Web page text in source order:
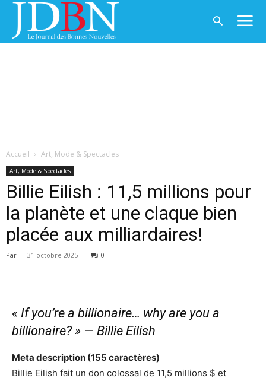
Accueil Art, Mode & Spectacles
Art, Mode & Spectacles
Billie Eilish : 11,5 millions pour
la planète et une claque bien
placée aux milliardaires!
Par - 31 octobre 2025 0
« If you’re a billionaire… why are you a
billionaire? » — Billie Eilish
Meta description (155 caractères)
Billie Eilish fait un don colossal de 11,5 millions $ et